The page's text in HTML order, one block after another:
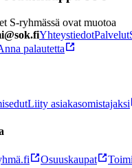
S-ryhmässä ovat muotoa
YhteystiedotPalvelut
palautetta
Liity asiakasomistajaksi
Osuuskaupat